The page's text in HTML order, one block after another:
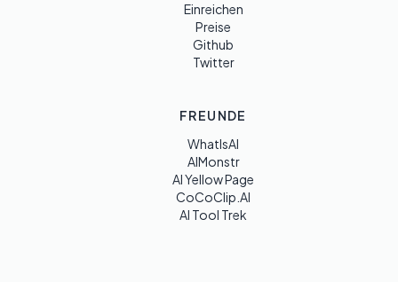
Einreichen
Preise
Github
Twitter
FREUNDE
WhatIsAI
AIMonstr
AI Yellow Page
CoCoClip.AI
AI Tool Trek